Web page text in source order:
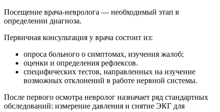
Посещение врача-невролога — необходимый этап в
определении диагноза.
Первичная консультация у врача состоит из:
опроса больного о симптомах, изучения жалоб;
оценки и определения рефлексов.
специфических тестов, направленных на изучение
возможных отклонений в работе нервной системы.
После первого осмотра невролог назначает ряд стандартных
обследований: измерение давления и снятие ЭКГ для